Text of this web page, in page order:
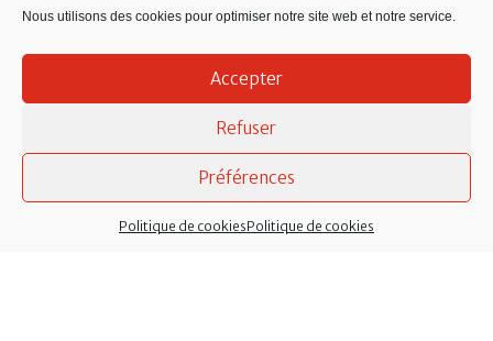
Nous utilisons des cookies pour optimiser notre site web et notre service.
Accepter
Refuser
Préférences
Politique de cookiesPolitique de cookies
Nouette : 02 40 79 59 71